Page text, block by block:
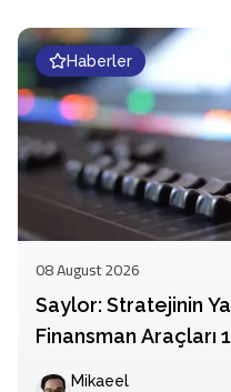
Haberler
08 August 2026
Saylor: Stratejinin
Finansman Araçları
Mikaeel